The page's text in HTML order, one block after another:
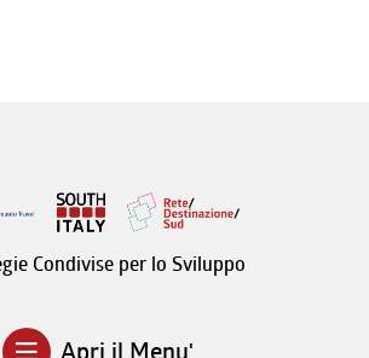
Condivise per lo Sviluppo
Apri il Menu'